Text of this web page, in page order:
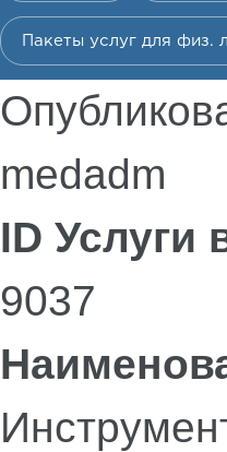
Пакеты услуг для физ.
medadm
ID Услуги
9037